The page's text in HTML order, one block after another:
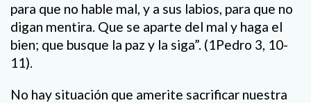
para que no hable mal, y a sus labios, para que no
digan mentira. Que se aparte del mal y haga el
bien; que busque la paz y la siga”. (1Pedro 3, 10-
11).
No hay situación que amerite sacrificar nuestra